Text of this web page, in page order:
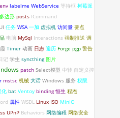
labelme WebService 等待框 树莓派
多边形 posts ICommand
UI 任务 WSA 一加 虚拟机 访问量 要点
电脑 MySql Interactions 强制推送 调
Timer 动画 日志 遍历 Forge pgp 警告
记 学生 syncthing 图片
patch Select模型 中转 自定义控
mstsc 机械 大话 Windows 服务 权限
化 bat Ventoy binding 恒生 程杰
属性 WSDL Linux ISO MinIO
UPnP Behaviors 网络编程 网络安全